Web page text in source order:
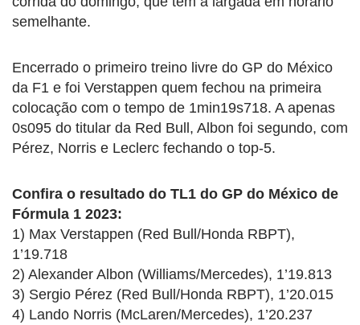
semelhante.
Encerrado o primeiro treino livre do GP do México
da F1 e foi Verstappen quem fechou na primeira
colocação com o tempo de 1min19s718. A apenas
0s095 do titular da Red Bull, Albon foi segundo, com
Pérez, Norris e Leclerc fechando o top-5.
Confira o resultado do TL1 do GP do México de
Fórmula 1 2023:
1) Max Verstappen (Red Bull/Honda RBPT),
1’19.718
2) Alexander Albon (Williams/Mercedes), 1’19.813
3) Sergio Pérez (Red Bull/Honda RBPT), 1’20.015
4) Lando Norris (McLaren/Mercedes), 1’20.237